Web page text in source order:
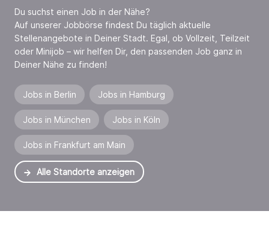
Du suchst einen Job in der Nähe?
Auf unserer Jobbörse findest Du täglich aktuelle
Stellenangebote in Deiner Stadt. Egal, ob Vollzeit, Teilzeit
oder Minijob – wir helfen Dir, den passenden Job ganz in
Deiner Nähe zu finden!
Jobs in Berlin Jobs in Hamburg
Jobs in München Jobs in Köln
Jobs in Frankfurt am Main
Alle Standorte anzeigen